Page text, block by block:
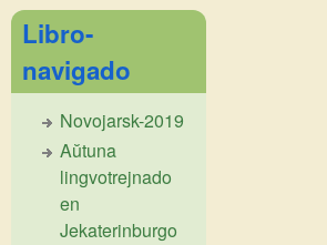
Libro-
navigado
Novojarsk-2019
Aŭtuna
lingvotrejnado
en
Jekaterinburgo